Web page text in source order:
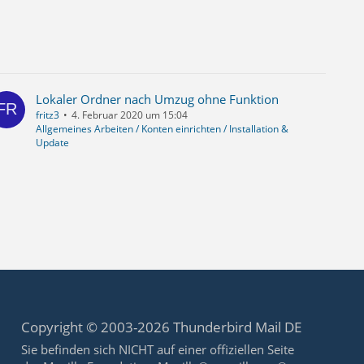
Lokaler Ordner nach Umzug ohne Funktion
fritz3
4. Februar 2020 um 15:04
Allgemeines Arbeiten / Konten einrichten / Installation &
Update
Copyright © 2003-2026 Thunderbird Mail DE
Sie befinden sich NICHT auf einer offiziellen Seite